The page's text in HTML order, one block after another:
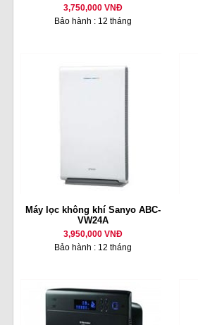
3,750,000 VNĐ
Bảo hành : 12 tháng
Máy lọc không khí Sanyo ABC-
VW24A
3,950,000 VNĐ
Bảo hành : 12 tháng